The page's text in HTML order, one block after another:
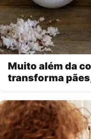
Muito além da
transforma